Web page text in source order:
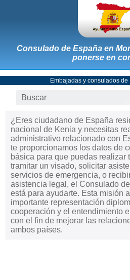
Consulado de España en
ponerse en
Embajadas y consulados de
¿Eres ciudadano de España
nacional de Kenia y necesitas
administrativo relacionado con
te proporcionamos los datos de
básica para que puedas realizar
tramitar un visado, solicitar
servicios de emergencia, o
asistencia legal, el Consulado
está para ayudarte. Esta misión
importante representación
cooperación y el entendimiento
con el fin de mejorar las
ambos países.